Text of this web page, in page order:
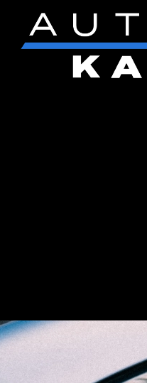
Přejít na hlavní obsah